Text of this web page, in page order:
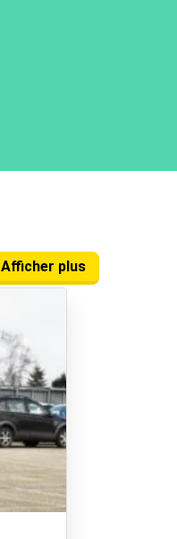
Afficher plus